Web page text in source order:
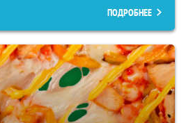
ПОДРОБНЕЕ